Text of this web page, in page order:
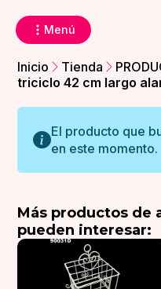
Menú
Inicio Tienda
triciclo 42 cm largo
El producto que
en este momento.
Más productos de
pueden interesar: